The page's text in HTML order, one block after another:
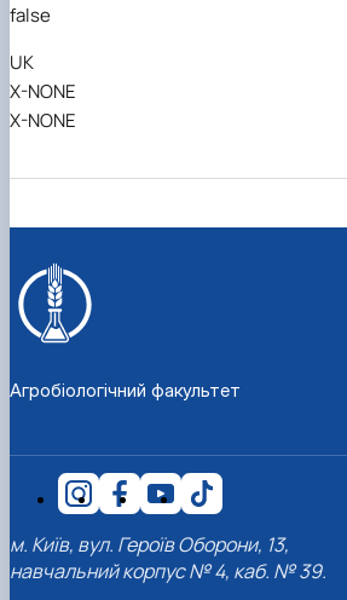
false
UK
X-NONE
X-NONE
Агробіологічний факультет
м. Київ, вул. Героїв Оборони, 13,
навчальний корпус № 4, каб. № 39.